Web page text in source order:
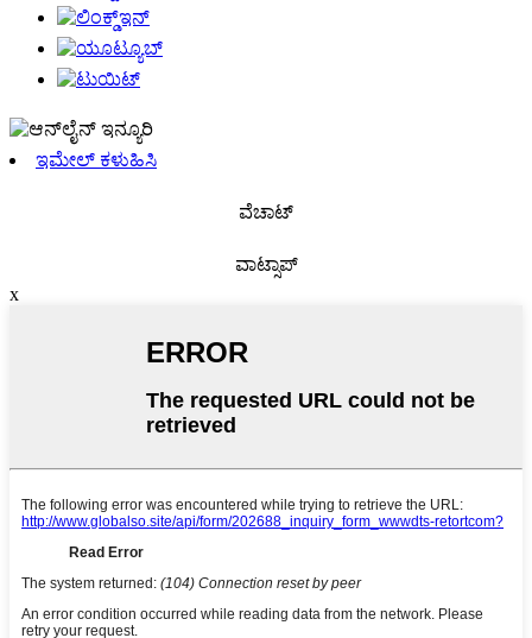
ಇಮೇಲ್ ಕಳುಹಿಸಿ
ವೆಚಾಟ್
ವಾಟ್ಸಾಪ್
x